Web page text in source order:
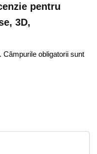
pentru
3D,
Câmpurile obligatorii sunt